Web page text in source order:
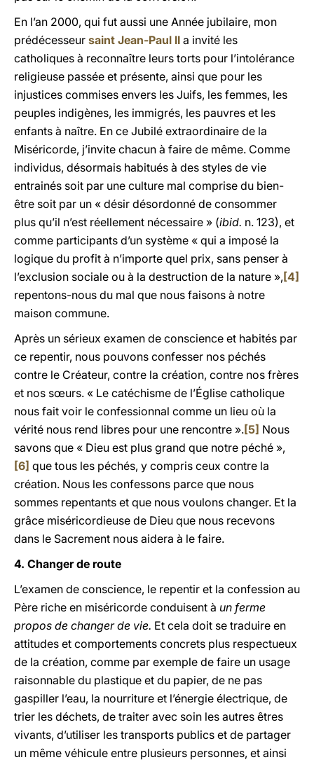
En l’an 2000, qui fut aussi une Année jubilaire, mon
prédécesseur saint Jean-Paul II a invité les
catholiques à reconnaître leurs torts pour l’intolérance
religieuse passée et présente, ainsi que pour les
injustices commises envers les Juifs, les femmes, les
peuples indigènes, les immigrés, les pauvres et les
enfants à naître. En ce Jubilé extraordinaire de la
Miséricorde, j’invite chacun à faire de même. Comme
individus, désormais habitués à des styles de vie
entrainés soit par une culture mal comprise du bien-
être soit par un « désir désordonné de consommer
plus qu’il n’est réellement nécessaire » (ibid. n. 123), et
comme participants d’un système « qui a imposé la
logique du profit à n’importe quel prix, sans penser à
l’exclusion sociale ou à la destruction de la nature », [4]
repentons-nous du mal que nous faisons à notre
maison commune.
Après un sérieux examen de conscience et habités par
ce repentir, nous pouvons confesser nos péchés
contre le Créateur, contre la création, contre nos frères
et nos sœurs. « Le catéchisme de l’Église catholique
nous fait voir le confessionnal comme un lieu où la
vérité nous rend libres pour une rencontre ».[5] Nous
savons que « Dieu est plus grand que notre péché »,
[6] que tous les péchés, y compris ceux contre la
création. Nous les confessons parce que nous
sommes repentants et que nous voulons changer. Et la
grâce miséricordieuse de Dieu que nous recevons
dans le Sacrement nous aidera à le faire.
4. Changer de route
L’examen de conscience, le repentir et la confession au
Père riche en miséricorde conduisent à un ferme
propos de changer de vie. Et cela doit se traduire en
attitudes et comportements concrets plus respectueux
de la création, comme par exemple de faire un usage
raisonnable du plastique et du papier, de ne pas
gaspiller l’eau, la nourriture et l’énergie électrique, de
trier les déchets, de traiter avec soin les autres êtres
vivants, d’utiliser les transports publics et de partager
un même véhicule entre plusieurs personnes, et ainsi